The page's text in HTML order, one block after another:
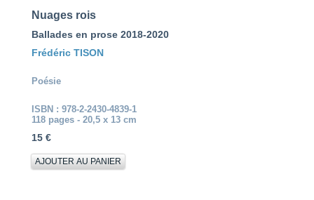
Nuages rois
Ballades en prose 2018-2020
Frédéric TISON
Poésie
ISBN : 978-2-2430-4839-1
118 pages - 20,5 x 13 cm
15 €